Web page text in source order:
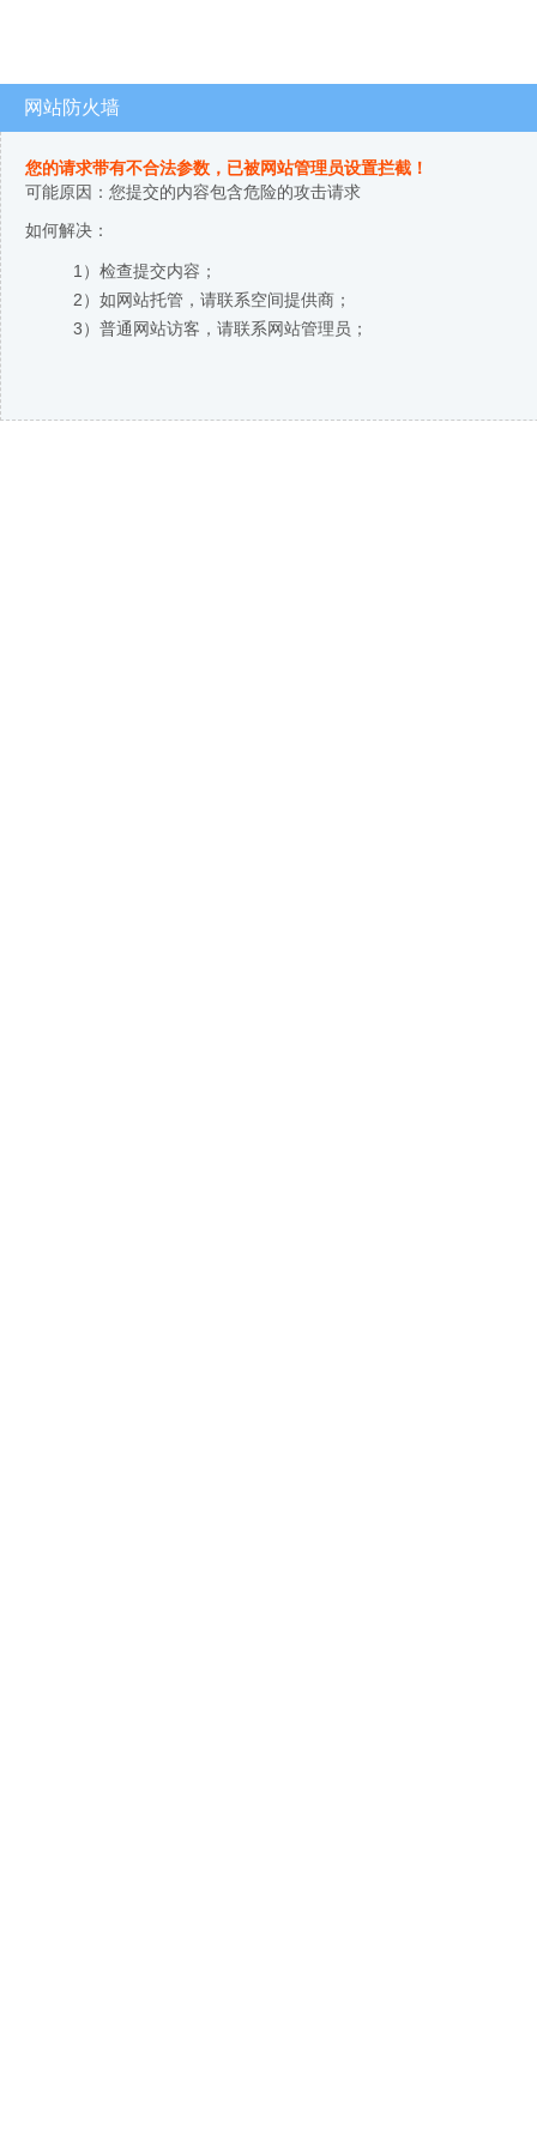
网站防火墙
您的请求带有不合法参数，已被网站管理员设置拦截！
可能原因：您提交的内容包含危险的攻击请求
如何解决：
1）检查提交内容；
2）如网站托管，请联系空间提供商；
3）普通网站访客，请联系网站管理员；